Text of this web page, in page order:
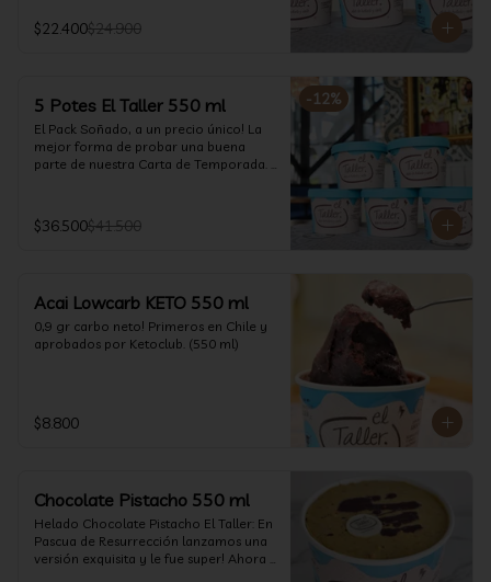
Diabéticos!
Algunos helados especiales tienen un
$22.400$24.900
-12%
5 Potes El Taller 550 ml
El Pack Soñado, a un precio único! La
mejor forma de probar una buena
parte de nuestra Carta de Temporada.
$36.500$41.500
Acai Lowcarb KETO 550 ml
0,9 gr carbo neto! Primeros en Chile y
aprobados por Ketoclub. (550 ml)
$8.800
Chocolate Pistacho 550 ml
Helado Chocolate Pistacho El Taller: En
Pascua de Resurrección lanzamos una
versión exquisita y le fue super! Ahora